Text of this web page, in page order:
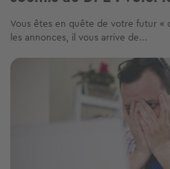
Vous êtes en quête de votre futur «
les annonces, il vous arrive de...
Image